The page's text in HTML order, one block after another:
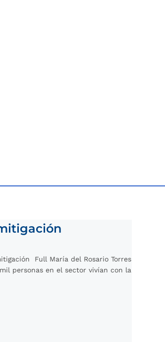
Full María del Rosario Torres
personas en el sector vivían con la